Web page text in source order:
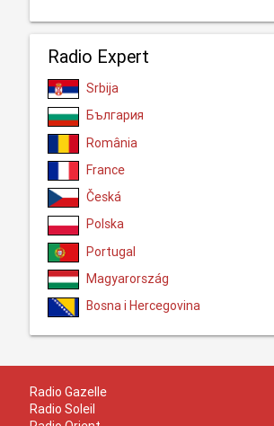
Radio Expert
Srbija
България
România
France
Česká
Polska
Portugal
Magyarország
Bosna i Hercegovina
Radio Gazelle
Radio Soleil